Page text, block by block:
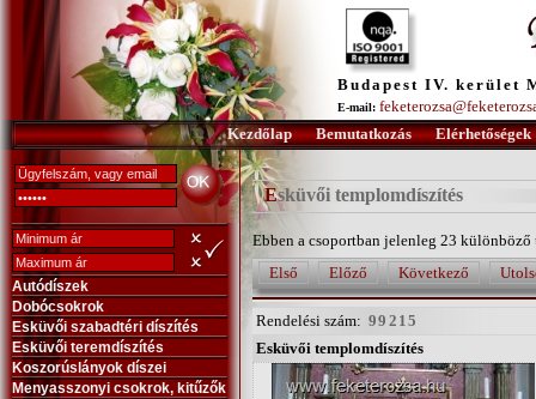
Budapest IV. kerület
E-mail:
Kezdőlap
Bemutatkozás Elérhetőségek
Autódíszek
Dobócsokrok
Esküvői szabadtéri díszítés
Esküvői teremdíszítés
Koszorúslányok díszei
Menyasszonyi csokrok, kitűzők
Esküvői templomdíszítés
Ebben a csoportban jelenleg 23
Első
Előző Következő
Rendelési szám: 99215
Esküvői templomdíszítés